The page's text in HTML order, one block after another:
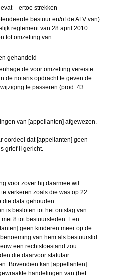
– ertoe strekken
bestuur en/of de ALV van)
reglement van 28 april 2010
tot omzetting van
gehandeld
de voor omzetting vereiste
de notaris opdracht te geven de
te passeren (prod. 43
van [appellanten] afgewezen.
oordeel dat [appellanten] geen
grief II gericht.
voor zover hij daarmee wil
verkeren zoals die was op 22
die data gehouden
is besloten tot het ontslag van
8 tot bestuursleden. Een
geen kinderen meer op de
van hem als bestuurslid
een rechtstoestand zou
die daarvoor statutair
Bovendien kan [appellanten]
handelingen van (het